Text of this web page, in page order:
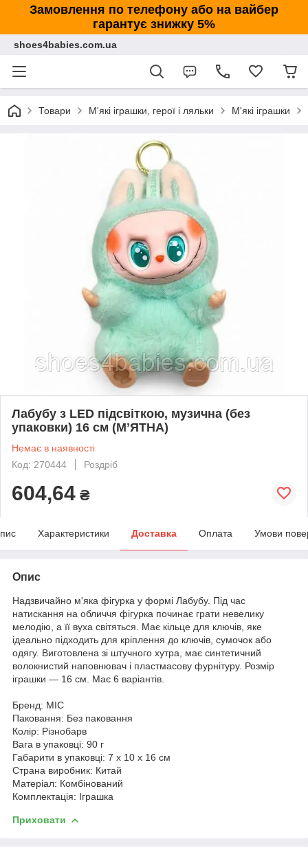
Замовлення по телефону або на вайбер
гарантує знижку 5%
shoes4babies.com.ua
Товари М'які іграшки, герої і ляльки М'які іграшки
Лабубу з LED підсвіткою, музична (без
упаковки) 16 см (МʼЯТНА)
Немає в наявності
Код: 270444
Роздріб
604,64 ₴
Характеристики Доставка Оплата Умови
Опис
Надзвичайно м'яка фігурка у формі Лабубу. Під час
натискання на обличчя фігурка починає грати невелику
мелодію, а її вуха світяться. Має кільце для ключів, яке
ідеально підходить для кріплення до ключів, сумочок або
одягу. Виготовлена зі штучного хутра, має синтетичний
волокнистий наповнювач і пластмасову фурнітуру. Розмір
іграшки — 16 см. Має 6 варіантів.
Бренд: MIC
Паковання: Без паковання
Колір: Різнобарв
Вага в упаковці: 90 г
Габарити в упаковці: 7 x 10 x 16 см
Страна виробник: Китай
Матеріал: Комбінований
Комплектація: Іграшка
Приховати